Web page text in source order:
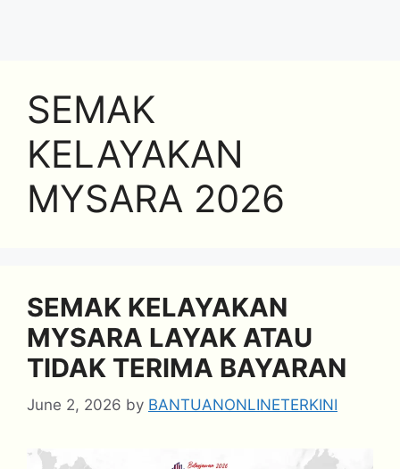
SEMAK
KELAYAKAN
MYSARA 2026
SEMAK KELAYAKAN
MYSARA LAYAK ATAU
TIDAK TERIMA BAYARAN
June 2, 2026 by BANTUANONLINETERKINI